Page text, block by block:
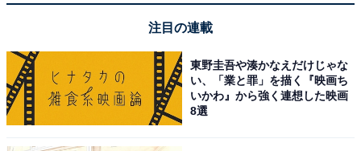
注目の連載
東野圭吾や湊かなえだけじゃな
い、「業と罪」を描く『映画ち
いかわ』から強く連想した映画
8選